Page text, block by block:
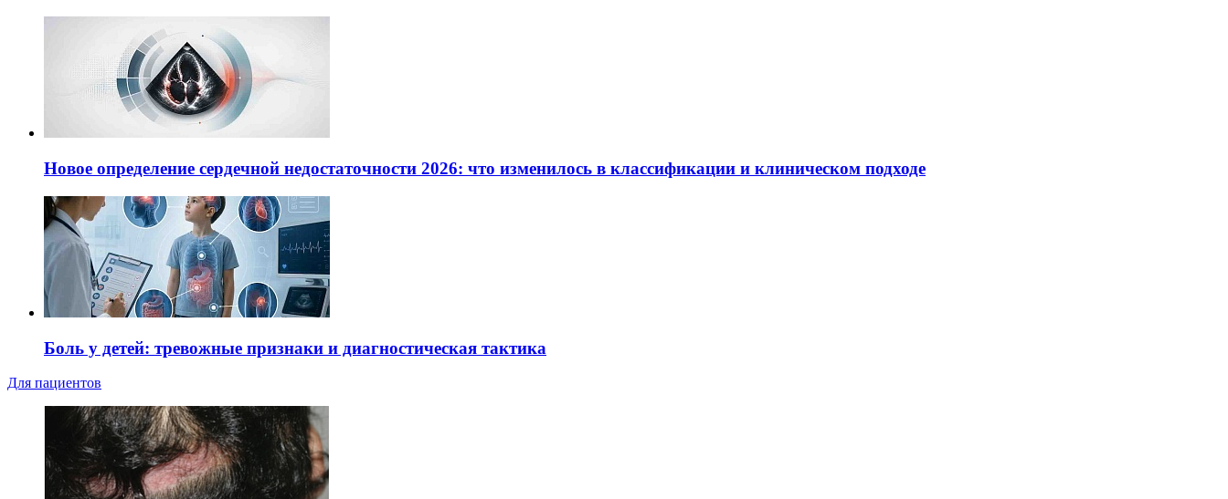
Новое определение сердечной недостаточности 2026: что изменилось в классификации и клиническом подходе
Боль у детей: тревожные признаки и диагностическая тактика
Для пациентов